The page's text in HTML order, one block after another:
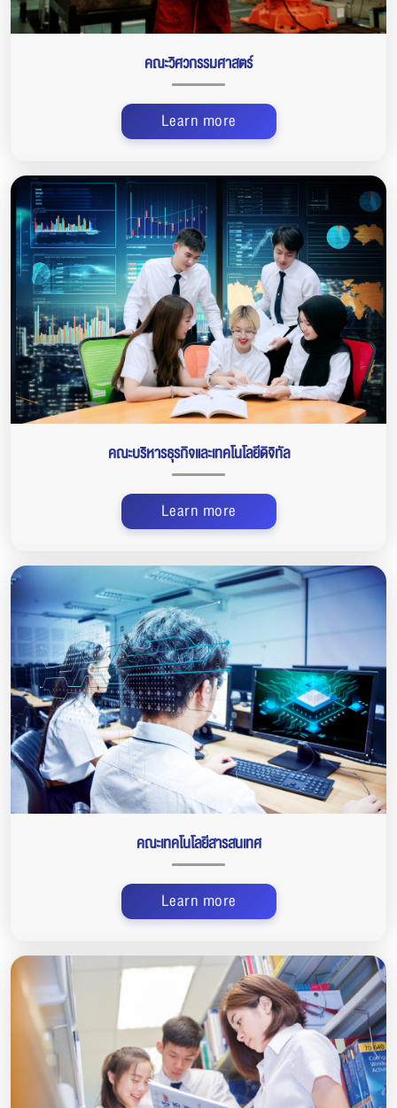
คณะวิศวกรรมศาสตร์
Learn more
คณะบริหารธุรกิจและเทคโนโลยีดิจิทัล
Learn more
คณะเทคโนโลยีสารสนเทศ
Learn more